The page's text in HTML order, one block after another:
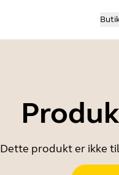
Dette produkt er ikke